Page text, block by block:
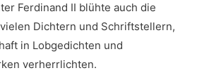
Ferdinand II blühte auch die
Dichtern und Schriftstellern,
in ⁢Lobgedichten und
verherrlichten.